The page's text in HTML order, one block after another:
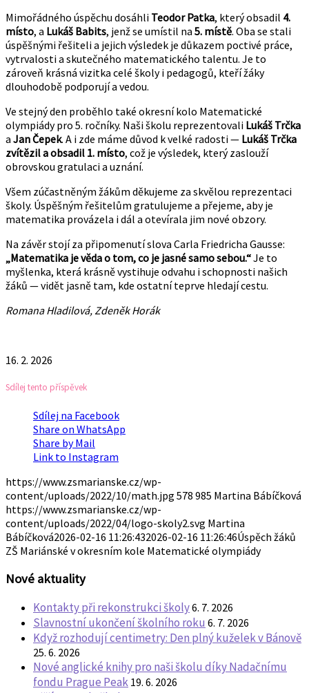
Mimořádného úspěchu dosáhli Teodor Patka, který obsadil 4.
místo, a Lukáš Babits, jenž se umístil na 5. místě. Oba se stali
úspěšnými řešiteli a jejich výsledek je důkazem poctivé práce,
vytrvalosti a skutečného matematického talentu. Je to
zároveň krásná vizitka celé školy i pedagogů, kteří žáky
dlouhodobě podporují a vedou.
Ve stejný den proběhlo také okresní kolo Matematické
olympiády pro 5. ročníky. Naši školu reprezentovali Lukáš Trčka
a Jan Čepek. A i zde máme důvod k velké radosti — Lukáš Trčka
zvítězil a obsadil 1. místo, což je výsledek, který zaslouží
obrovskou gratulaci a uznání.
Všem zúčastněným žákům děkujeme za skvělou reprezentaci
školy. Úspěšným řešitelům gratulujeme a přejeme, aby je
matematika provázela i dál a otevírala jim nové obzory.
Na závěr stojí za připomenutí slova Carla Friedricha Gausse:
„Matematika je věda o tom, co je jasné samo sebou.“Je to
myšlenka, která krásně vystihuje odvahu i schopnosti našich
žáků — vidět jasně tam, kde ostatní teprve hledají cestu.
Romana Hladilová, Zdeněk Horák
16. 2. 2026
Sdílej tento příspěvek
Sdílej na Facebook
Share on WhatsApp
Share by Mail
Link to Instagram
https://www.zsmarianske.cz/wp-
content/uploads/2022/10/math.jpg 578 985 Martina Bábíčková
https://www.zsmarianske.cz/wp-
content/uploads/2022/04/logo-skoly2.svg Martina
Bábíčková2026-02-16 11:26:432026-02-16 11:26:46Úspěch žáků
ZŠ Mariánské v okresním kole Matematické olympiády
Nové aktuality
Kontakty při rekonstrukci školy6. 7. 2026
Slavnostní ukončení školního roku 6. 7. 2026
Když rozhodují centimetry: Den plný kuželek v Bánově
25. 6. 2026
Nové anglické knihy pro naši školu díky Nadačnímu
fondu Prague Peak 19. 6. 2026